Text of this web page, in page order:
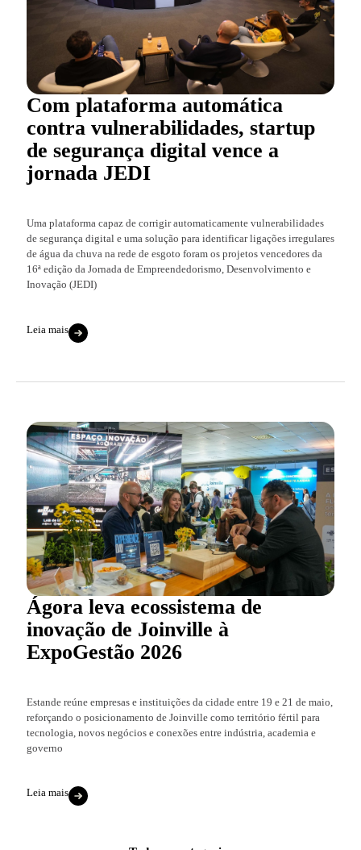
Com plataforma automática
contra vulnerabilidades, startup
de segurança digital vence a
jornada JEDI
Uma plataforma capaz de corrigir automaticamente vulnerabilidades
de segurança digital e uma solução para identificar ligações irregulares
de água da chuva na rede de esgoto foram os projetos vencedores da
16ª edição da Jornada de Empreendedorismo, Desenvolvimento e
Inovação (JEDI)
Leia mais
Ágora leva ecossistema de
inovação de Joinville à
ExpoGestão 2026
Estande reúne empresas e instituições da cidade entre 19 e 21 de maio,
reforçando o posicionamento de Joinville como território fértil para
tecnologia, novos negócios e conexões entre indústria, academia e
governo
Leia mais